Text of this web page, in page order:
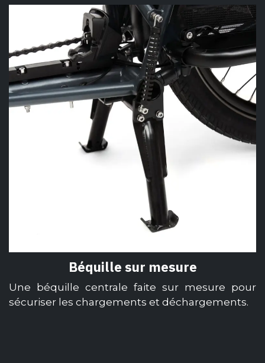
Béquille sur mesure
Une béquille centrale faite sur mesure pour
sécuriser les chargements et déchargements.